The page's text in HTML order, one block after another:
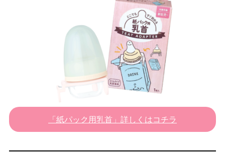
「紙パック用乳首」詳しくはコチラ